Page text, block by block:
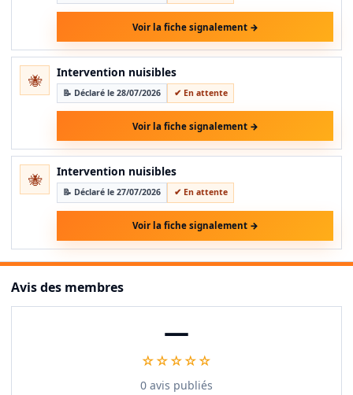
Voir la fiche signalement →
🐝 Intervention nuisibles
📝 Déclaré le 28/07/2026 ✔ En attente
Voir la fiche signalement →
🐝 Intervention nuisibles
📝 Déclaré le 27/07/2026 ✔ En attente
Voir la fiche signalement →
Avis des membres
—
☆☆☆☆☆
0 avis publiés